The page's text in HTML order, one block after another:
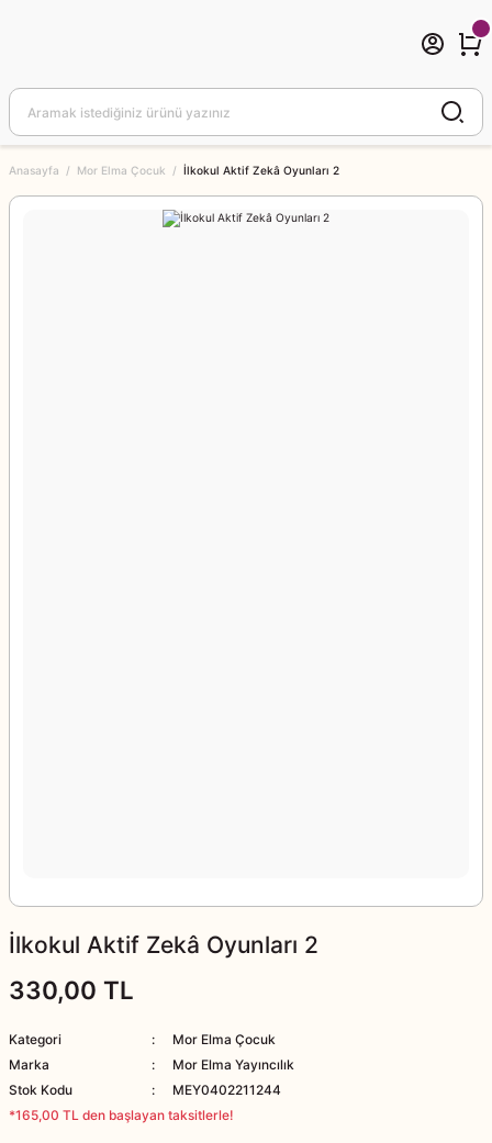
Anasayfa Mor Elma Çocuk İlkokul Aktif Zekâ Oyunları 2
İlkokul Aktif Zekâ Oyunları 2
330,00 TL
Kategori
Mor Elma Çocuk
Marka
Mor Elma Yayıncılık
Stok Kodu
MEY0402211244
*165,00 TL den başlayan taksitlerle!